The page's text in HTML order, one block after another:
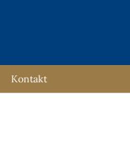
Kontakt